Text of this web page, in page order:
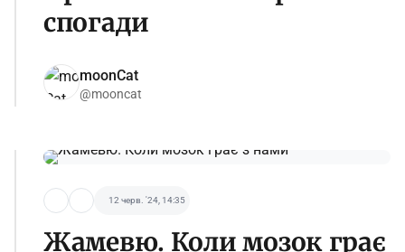
спогади
moonCat
@mooncat
12 черв. '24, 14:35
Жамевю. Коли мозок грає